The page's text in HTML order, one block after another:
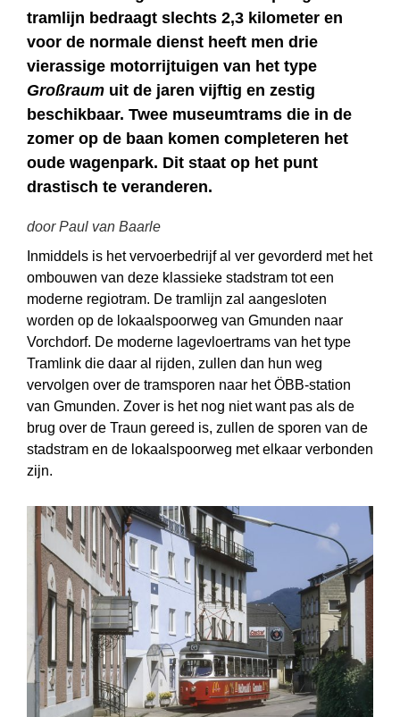
tramlijn bedraagt slechts 2,3 kilometer en
voor de normale dienst heeft men drie
vierassige motorrijtuigen van het type
Großraum uit de jaren vijftig en zestig
beschikbaar. Twee museumtrams die in de
zomer op de baan komen completeren het
oude wagenpark. Dit staat op het punt
drastisch te veranderen.
door Paul van Baarle
Inmiddels is het vervoerbedrijf al ver gevorderd met het
ombouwen van deze klassieke stadstram tot een
moderne regiotram. De tramlijn zal aangesloten
worden op de lokaalspoorweg van Gmunden naar
Vorchdorf. De moderne lagevloertrams van het type
Tramlink die daar al rijden, zullen dan hun weg
vervolgen over de tramsporen naar het ÖBB-station
van Gmunden. Zover is het nog niet want pas als de
brug over de Traun gereed is, zullen de sporen van de
stadstram en de lokaalspoorweg met elkaar verbonden
zijn.